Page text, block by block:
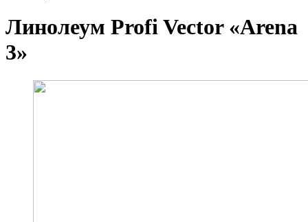
Линолеум Profi Vector «Arena
3»